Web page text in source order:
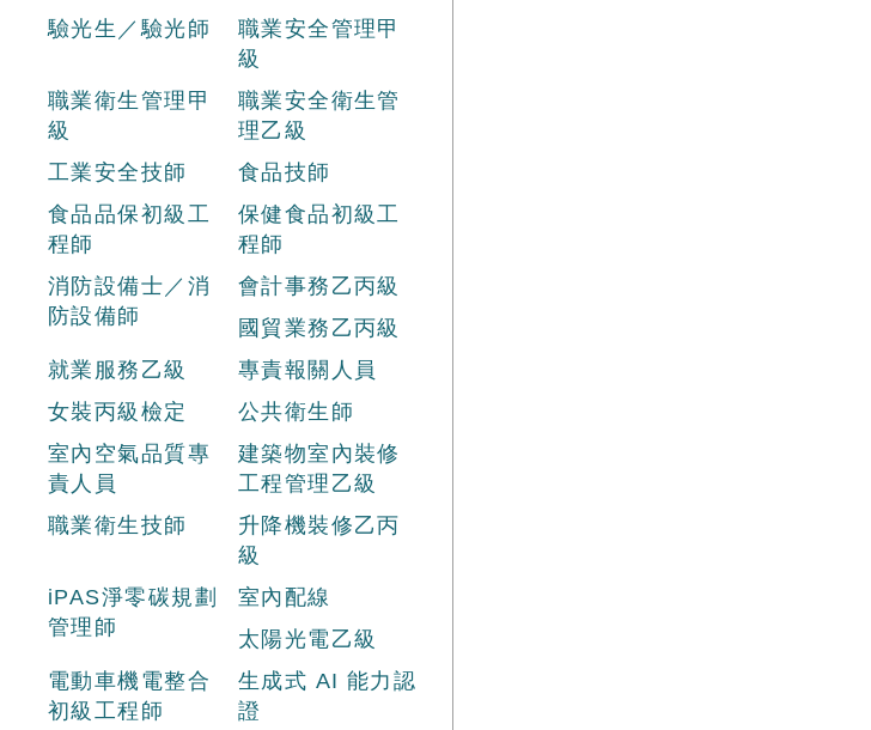
驗光生／驗光師
職業安全管理甲
級
職業衛生管理甲
級
職業安全衛生管
理乙級
工業安全技師
食品技師
食品品保初級工
程師
保健食品初級工
程師
消防設備士／消
防設備師
會計事務乙丙級
國貿業務乙丙級
就業服務乙級
專責報關人員
女裝丙級檢定
公共衛生師
室內空氣品質專
責人員
建築物室內裝修
工程管理乙級
職業衛生技師
升降機裝修乙丙
級
iPAS淨零碳規劃
管理師
室內配線
太陽光電乙級
電動車機電整合
初級工程師
生成式 AI 能力認
證